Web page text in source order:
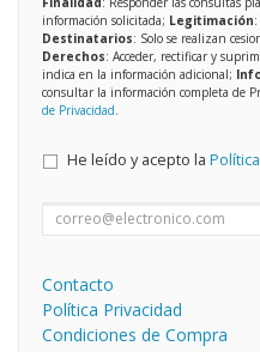
información solicitada; Legitimación
Destinatarios: Solo se realizan
Derechos: Acceder, rectificar y
indica en la información adicional;
consultar la información completa de
de Privacidad
He leído y acepto la
Contacto
Política Privacidad
Condiciones de Compra